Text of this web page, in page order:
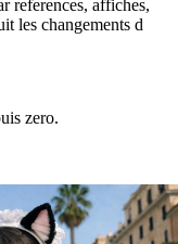
references, affiches,
les changements d
zero.